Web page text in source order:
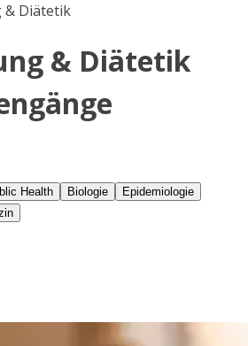
& Diätetik
& Diätetik
Health Biologie
Epidemiologie